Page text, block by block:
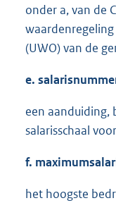
onder a, van de
(UWO) van de
e.
een aanduiding,
salarisschaal
f.
het hoogste